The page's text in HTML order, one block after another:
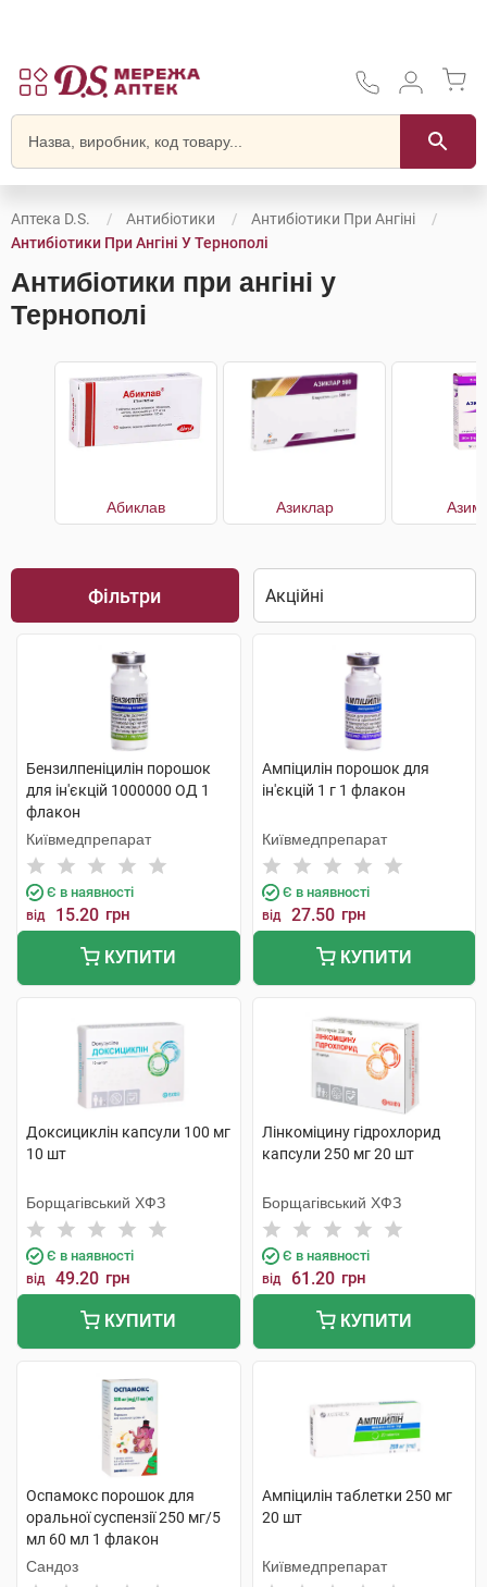
Аптека D.S. Антибіотики
Антибіотики При Ангіні
Антибіотики При Ангіні У Тернополі
Антибіотики при ангіні у
Тернополі
Абиклав Азиклар
Фільтри
Бензилпеніцилін порошок
для ін'єкцій 1000000 ОД 1
флакон
Київмедпрепарат
Є в наявності
від 15.20 грн
КУПИТИ
Ампіцилін порошок для
ін'єкцій 1 г 1 флакон
Київмедпрепарат
Є в наявності
від 27.50 грн
КУПИТИ
Доксициклін капсули 100 мг
10 шт
Борщагівський ХФЗ
Є в наявності
від 49.20 грн
КУПИТИ
Лінкоміцину гідрохлорид
капсули 250 мг 20 шт
Борщагівський ХФЗ
Є в наявності
від 61.20 грн
КУПИТИ
Оспамокс порошок для
оральної суспензії 250 мг/5
мл 60 мл 1 флакон
Сандоз
Ампіцилін таблетки 250 мг
20 шт
Київмедпрепарат